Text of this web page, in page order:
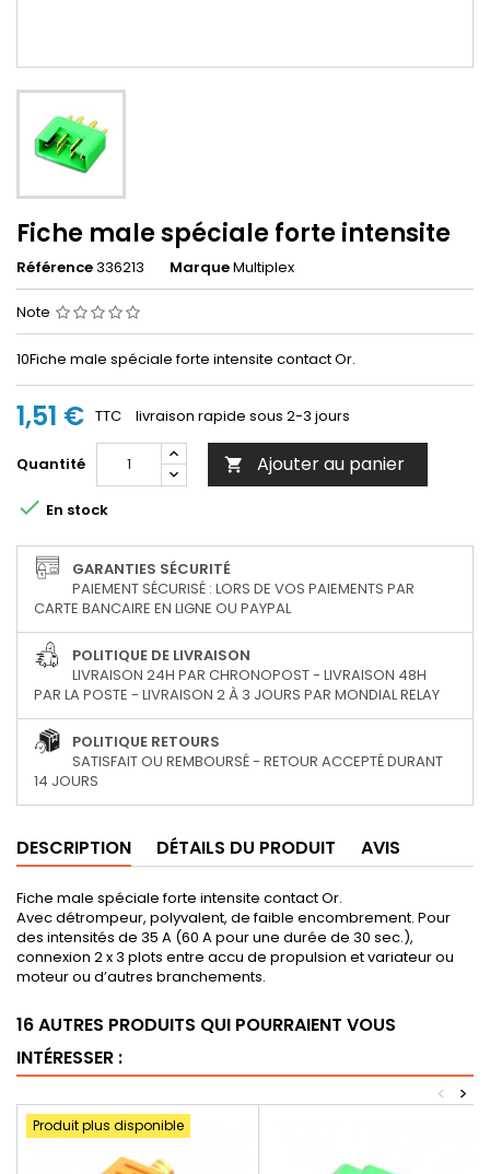
Fiche male spéciale forte intensite
Référence336213 MarqueMultiplex
Note
10Fiche male spéciale forte intensite contact Or.
1,51 € TTC livraison rapide sous 2-3 jours
Quantité  Ajouter au panier
 En stock
GARANTIES SÉCURITÉ
PAIEMENT SÉCURISÉ : LORS DE VOS PAIEMENTS PAR
CARTE BANCAIRE EN LIGNE OU PAYPAL
POLITIQUE DE LIVRAISON
LIVRAISON 24H PAR CHRONOPOST - LIVRAISON 48H
PAR LA POSTE - LIVRAISON 2 À 3 JOURS PAR MONDIAL RELAY
POLITIQUE RETOURS
SATISFAIT OU REMBOURSÉ - RETOUR ACCEPTÉ DURANT
14 JOURS
DESCRIPTION DÉTAILS DU PRODUIT AVIS
Fiche male spéciale forte intensite contact Or.
Avec détrompeur, polyvalent, de faible encombrement. Pour
des intensités de 35 A (60 A pour une durée de 30 sec.),
connexion 2 x 3 plots entre accu de propulsion et variateur ou
moteur ou d’autres branchements.
16 AUTRES PRODUITS QUI POURRAIENT VOUS
INTÉRESSER :
>
<
Produit plus disponible